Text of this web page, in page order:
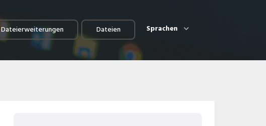
Dateierweiterungen Dateien Sprachen